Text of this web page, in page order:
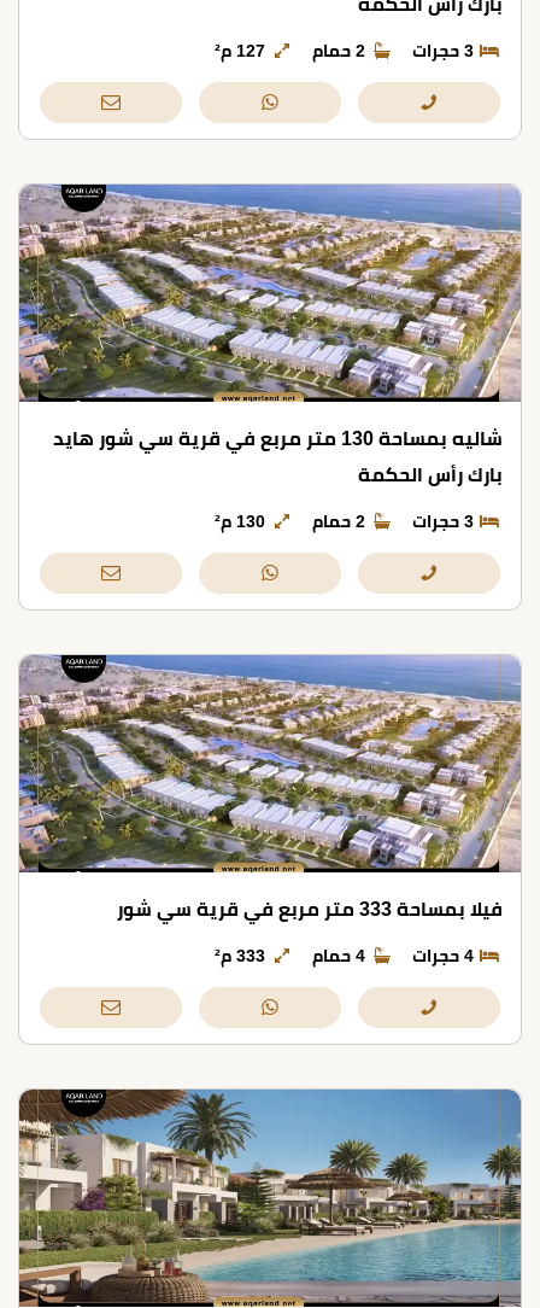
بارك رأس الحكمة
3 حجرات 2 حمام 127 م²
شاليه بمساحة 130 متر مربع في قرية سي شور هايد
بارك رأس الحكمة
3 حجرات 2 حمام 130 م²
فيلا بمساحة 333 متر مربع في قرية سي شور
4 حجرات 4 حمام 333 م²